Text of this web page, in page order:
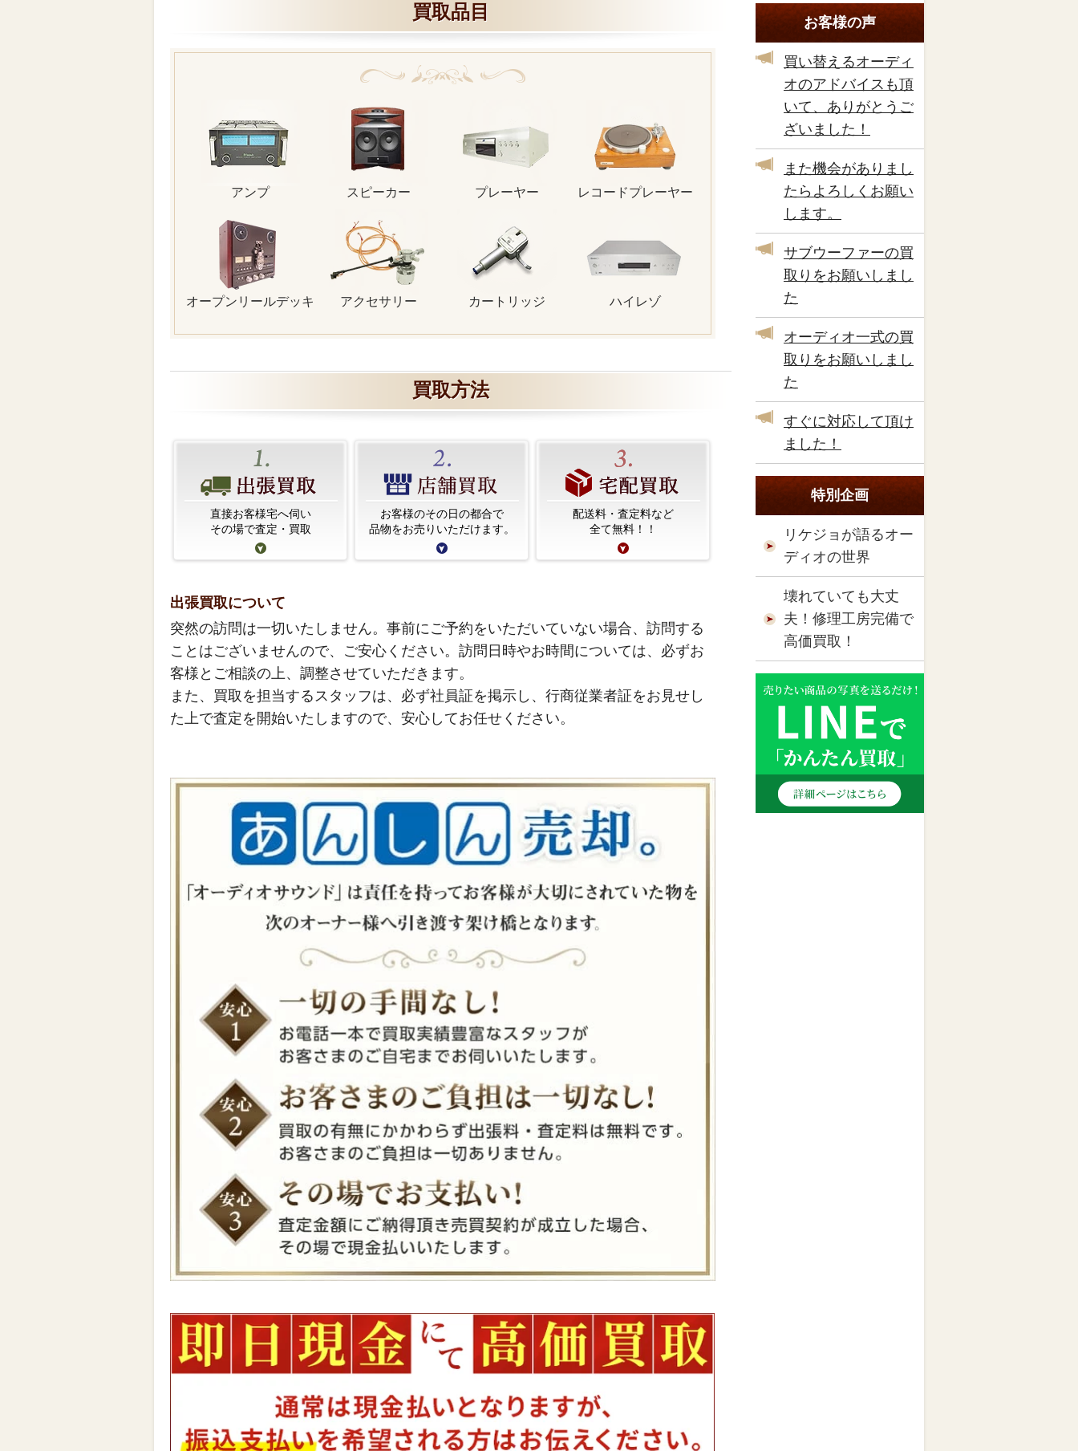
買取品目
アンプ スピーカー プレーヤー レコードプレーヤー
オープンリールデッキ アクセサリー カートリッジ ハイレゾ
買取方法
直接お客様宅へ伺い
その場で査定・買取
お客様のその日の都合で
品物をお売りいただけます。
配送料・査定料など
全て無料！！
出張買取について
突然の訪問は一切いたしません。事前にご予約をいただいていない場合、訪問する
ことはございませんので、ご安心ください。訪問日時やお時間については、必ずお
客様とご相談の上、調整させていただきます。
また、買取を担当するスタッフは、必ず社員証を掲示し、行商従業者証をお見せし
た上で査定を開始いたしますので、安心してお任せください。
お客様の声
買い替えるオーディ
オのアドバイスも頂
いて、ありがとうご
ざいました！
また機会がありまし
たらよろしくお願い
します。
サブウーファーの買
取りをお願いしまし
た
オーディオ一式の買
取りをお願いしまし
た
すぐに対応して頂け
ました！
特別企画
リケジョが語るオー
ディオの世界
壊れていても大丈
夫！修理工房完備で
高価買取！